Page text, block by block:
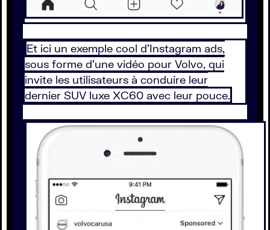
Et ici un exemple cool d’Instagram ads,
sous forme d’une vidéo pour Volvo, qui
invite les utilisateurs à conduire leur
dernier SUV luxe XC60 avec leur pouce.